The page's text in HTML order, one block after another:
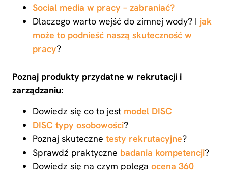
Social media w pracy – zabraniać?
Dlaczego warto wejść do zimnej wody? I jak
może to podnieść naszą skuteczność w
pracy?
Poznaj produkty przydatne w rekrutacji i
zarządzaniu:
Dowiedz się co to jest model DISC
DISC typy osobowości?
Poznaj skuteczne testy rekrutacyjne?
Sprawdź praktyczne badania kompetencji?
Dowiedz się na czym polega ocena 360